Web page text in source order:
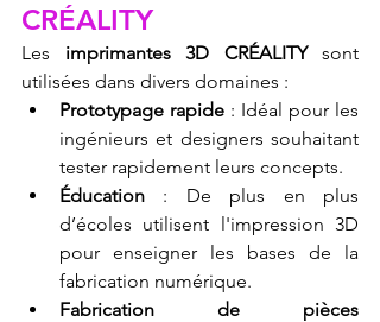
CRÉALITY
Les imprimantes 3D CRÉALITY sont
utilisées dans divers domaines :
Prototypage rapide : Idéal pour les
ingénieurs et designers souhaitant
tester rapidement leurs concepts.
Éducation : De plus en plus
d’écoles utilisent l'impression 3D
pour enseigner les bases de la
fabrication numérique.
Fabrication de pièces